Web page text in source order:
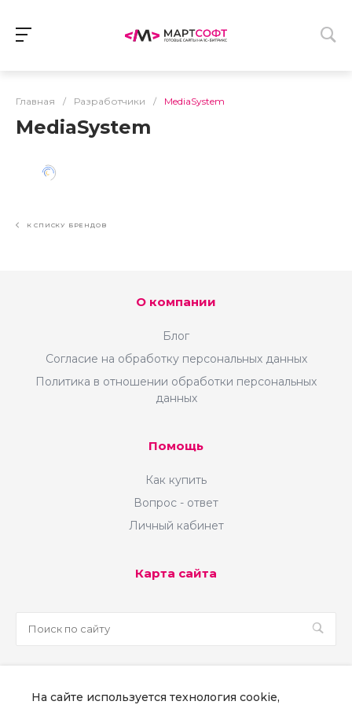
Главная / Разработчики / MediaSystem
MediaSystem
К СПИСКУ БРЕНДОВ
О компании
Блог
Согласие на обработку персональных данных
Политика в отношении обработки персональных
данных
Помощь
Как купить
Вопрос - ответ
Личный кабинет
Карта сайта
На сайте используется технология cookie,